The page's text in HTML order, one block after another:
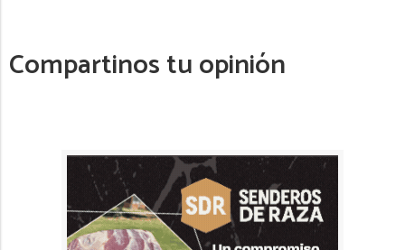
Compartinos tu opinión